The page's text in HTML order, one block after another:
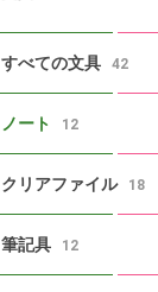
すべての文具 42
ノート 12
クリアファイル 18
筆記具 12